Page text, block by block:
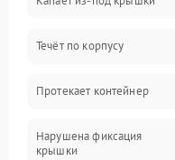
Течёт по корпусу
Протекает контейнер
Нарушена фиксация
крышки